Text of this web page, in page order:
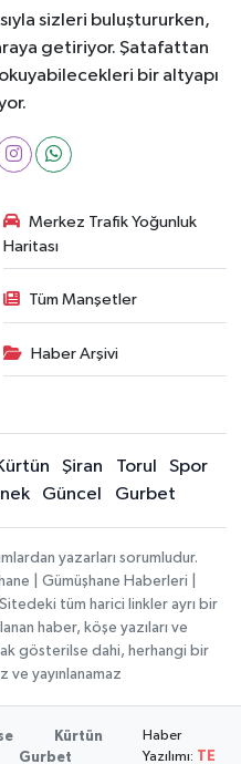
sizleri buluştururken,
getiriyor. Şatafattan
bir altyapı
Merkez Trafik Yoğunluk
Haritası
Tüm Manşetler
Haber Arşivi
Şiran Torul
Spor
Güncel Gurbet
yazarları sorumludur.
| Gümüşhane Haberleri |
tüm harici linkler ayrı bir
haber, köşe yazıları ve
gösterilse dahi, herhangi bir
ve yayınlanamaz
Kürtün
Gurbet
Haber
Yazılımı:
TE